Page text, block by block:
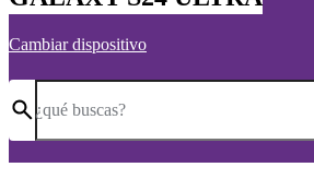
Cambiar dispositivo
¿qué buscas?